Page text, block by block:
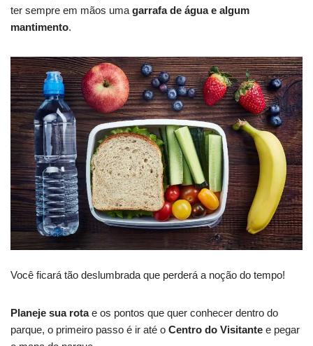
ter sempre em mãos uma garrafa de água e algum
mantimento.
Você ficará tão deslumbrada que perderá a noção do tempo!
Planeje sua rotae os pontos que quer conhecer dentro do
parque, o primeiro passo é ir até o Centro do Visitante e pegar